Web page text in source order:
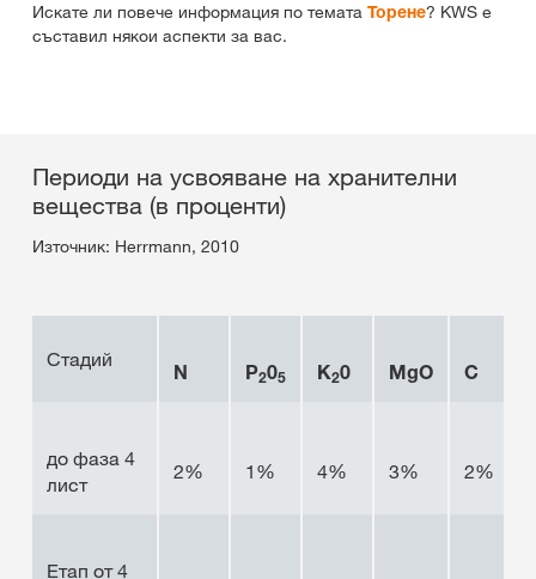
Искате ли повече информация по темата Торене? KWS е
съставил някои аспекти за вас.
Периоди на усвояване на хранителни
вещества (в проценти)
Източник: Herrmann, 2010
Стадий
N P205 K20 MgO С
до фаза 4
лист
2% 1% 4% 3% 2%
Етап от 4